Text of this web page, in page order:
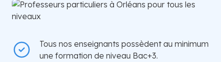
Tous nos enseignants possèdent au minimum
une formation de niveau Bac+3.